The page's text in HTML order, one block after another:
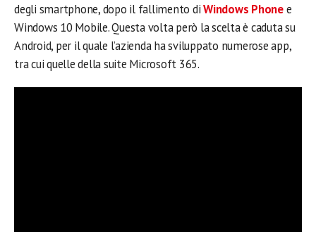
degli smartphone, dopo il fallimento diWindows Phonee
Windows 10 Mobile. Questa volta però la scelta è caduta su
Android, per il quale l’azienda ha sviluppato numerose app,
tra cui quelle della suite Microsoft 365.